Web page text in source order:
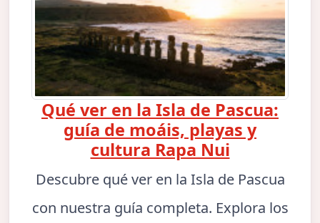
Qué ver en la Isla de Pascua:
guía de moáis, playas y
cultura Rapa Nui
Descubre qué ver en la Isla de Pascua
con nuestra guía completa. Explora los